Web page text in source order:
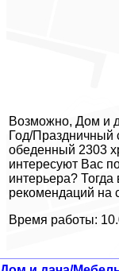
Возможно, Дом и
Год/Праздничный
обеденный 2303
интересуют Вас
интерьера?
рекомендаций на
Время работы: